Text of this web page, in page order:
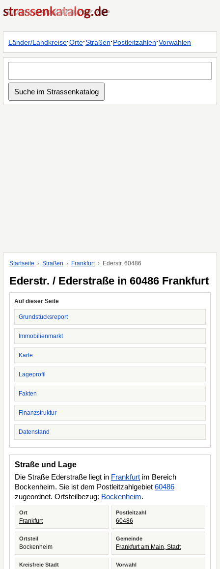
Länder/Landkreise·Orte·Straßen·Postleitzahlen·Vorwahlen
Startseite Straßen Frankfurt Ederstr. 60486
Ederstr. / Ederstraße in 60486 Frankfurt
Auf dieser Seite
Grundstücksreport
Immobilienmarkt
Karte
Lageprofil
Fakten
Finanzstruktur
Datenstand
Straße und Lage
Die Straße Ederstraße liegt in Frankfurt im Bereich
Bockenheim. Sie ist dem Postleitzahlgebiet 60486
zugeordnet. Ortsteilbezug: Bockenheim.
Ort
Frankfurt
Postleitzahl
60486
Ortsteil
Bockenheim
Gemeinde
Frankfurt am Main, Stadt
Kreisfreie Stadt Vorwahl